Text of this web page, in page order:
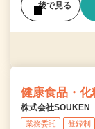
後で見る
健康食品・
株式会社SOUKEN
業務委託 登録制